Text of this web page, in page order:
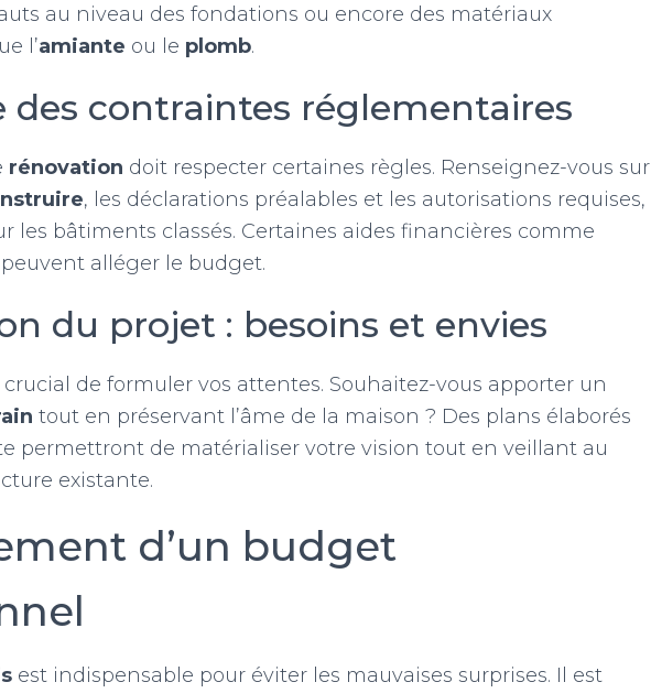
au niveau des fondations ou encore des matériaux
l’amiante ou le plomb.
des contraintes réglementaires
rénovation doit respecter certaines règles. Renseignez-vous sur
, les déclarations préalables et les autorisations requises,
les bâtiments classés. Certaines aides financières comme
peuvent alléger le budget.
du projet : besoins et envies
de formuler vos attentes. Souhaitez-vous apporter un
tout en préservant l’âme de la maison ? Des plans élaborés
permettront de matérialiser votre vision tout en veillant au
existante.
d’un budget
est indispensable pour éviter les mauvaises surprises. Il est